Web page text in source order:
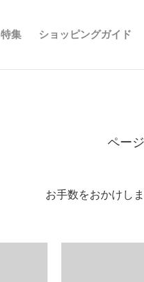
特集 ショッピングガイド
ペー
お手数をおかけしま